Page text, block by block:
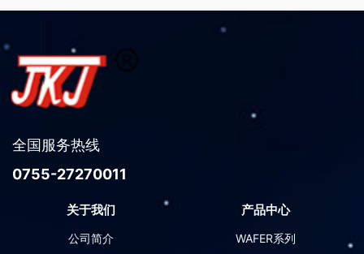
全国服务热线
0755-27270011
关于我们
公司简介
产品中心
WAFER系列